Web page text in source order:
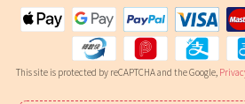
This site is protected by reCAPTCHA and the Google,